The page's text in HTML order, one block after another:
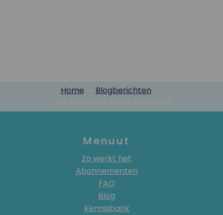
Home
Blogberichten
Menuut
Zo werkt het
Abonnementen
FAQ
Blog
Kennisbank